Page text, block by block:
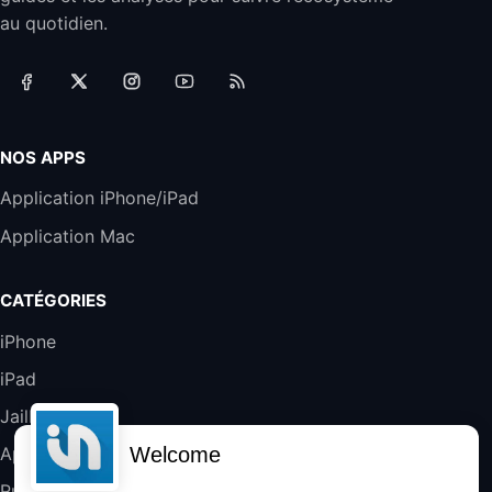
Filaire avec Microphone Antibruit Pour
Téléphones de Bureau
Harman Kardon SoundSticks 5 Haut-Parleur
289,47€
Galaxy S25 FE 6,7\" 5G Nano SIM 128 Go
Blanc
357,4€
Jeu FIFA 20 sur PC (code à télécharger)
au quotidien.
NOS APPS
Application iPhone/iPad
Application Mac
CATÉGORIES
iPhone
iPad
Jailbreak
Applications
Welcome